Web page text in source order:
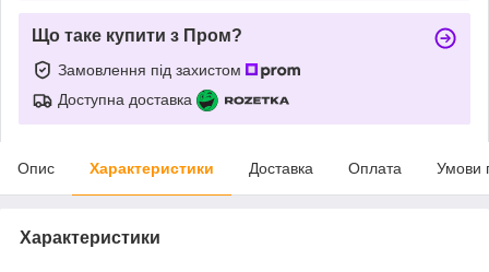
Що таке купити з Пром?
Замовлення під захистом
Доступна доставка
Опис Характеристики Доставка Оплата Умови
Характеристики